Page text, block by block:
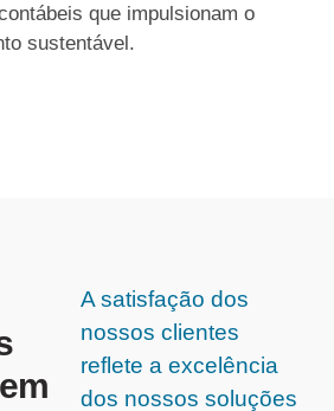
que impulsionam o
sustentável.
A satisfação dos
nossos clientes
reflete a excelência
dos nossos soluções